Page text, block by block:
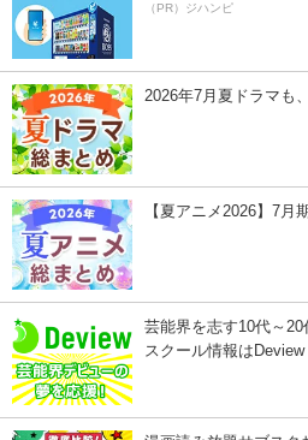
（PR）ジハンピ
2026年7月夏ドラマも
【夏アニメ2026】7月
芸能界を志す10代～20
スクール情報はDeview